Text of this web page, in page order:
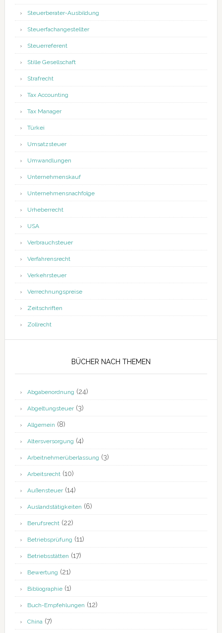
Steuerberater-Ausbildung
Steuerfachangestellter
Steuerreferent
Stille Gesellschaft
Strafrecht
Tax Accounting
Tax Manager
Türkei
Umsatzsteuer
Umwandlungen
Unternehmenskauf
Unternehmensnachfolge
Urheberrecht
USA
Verbrauchsteuer
Verfahrensrecht
Verkehrsteuer
Verrechnungspreise
Zeitschriften
Zollrecht
BÜCHER NACH THEMEN
Abgabenordnung (24)
Abgeltungsteuer(3)
Allgemein (8)
Altersversorgung (4)
Arbeitnehmerüberlassung (3)
Arbeitsrecht(10)
Außensteuer(14)
Auslandstätigkeiten (6)
Berufsrecht(22)
Betriebsprüfung (11)
Betriebsstätten (17)
Bewertung (21)
Bibliographie(1)
Buch-Empfehlungen (12)
China(7)